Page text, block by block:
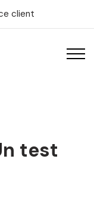
client
test